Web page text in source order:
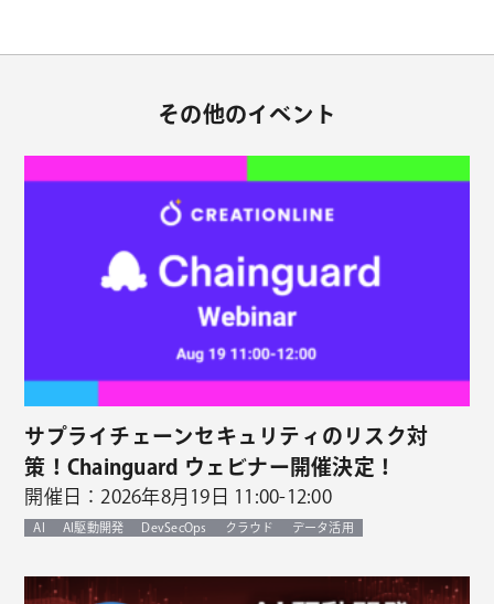
その他のイベント
サプライチェーンセキュリティのリスク対
策！Chainguard ウェビナー開催決定！
開催日：2026年8月19日 11:00-12:00
AI AI駆動開発 DevSecOps クラウド データ活用